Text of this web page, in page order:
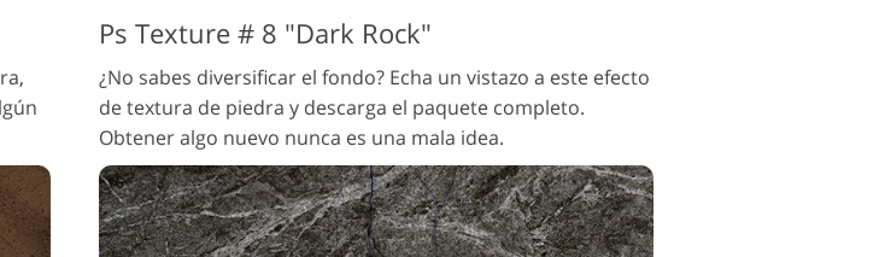
Ps Texture # 8 "Dark Rock"
¿No sabes diversificar el fondo? Echa un vistazo a este efecto
de textura de piedra y descarga el paquete completo.
Obtener algo nuevo nunca es una mala idea.